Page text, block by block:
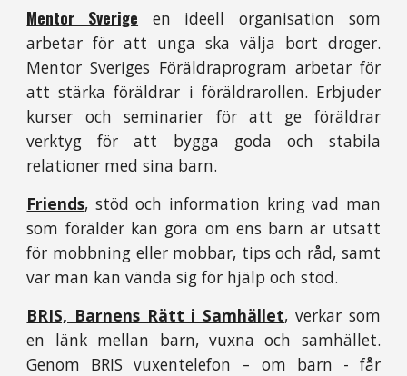
Mentor Sverige en ideell organisation som
arbetar för att unga ska välja bort droger.
Mentor Sveriges Föräldraprogram arbetar för
att stärka föräldrar i föräldrarollen. Erbjuder
kurser och seminarier för att ge föräldrar
verktyg för att bygga goda och stabila
relationer med sina barn.
Friends, stöd och information kring vad man
som förälder kan göra om ens barn är utsatt
för mobbning eller mobbar, tips och råd, samt
var man kan vända sig för hjälp och stöd.
BRIS, Barnens Rätt i Samhället, verkar som
en länk mellan barn, vuxna och samhället.
Genom BRIS vuxentelefon – om barn - får